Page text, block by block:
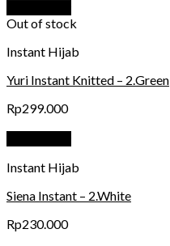
Out of stock
Instant Hijab
Yuri Instant Knitted – 2.Green
Rp299.000
Instant Hijab
Siena Instant – 2.White
Rp230.000